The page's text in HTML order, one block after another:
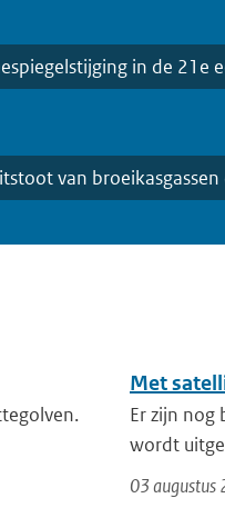
in de 21e
van
Met
Er zijn nog
wordt
03